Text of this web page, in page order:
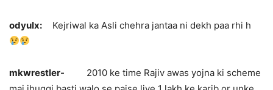
odyulx: Kejriwal ka Asli chehra jantaa ni dekh paa rhi h
mkwrestler- 2010 ke time Rajiv awas yojna ki scheme